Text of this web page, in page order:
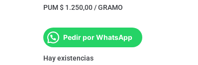
PUM $ 1.250,00 / GRAMO
Pedir por WhatsApp
Hay existencias